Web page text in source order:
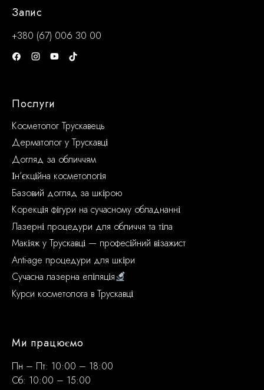
Запис
+380 (67) 006 30 00
Послуги
Косметолог Трускавець
Дерматолог у Трускавці
Догляд за обличчям
Ін’єкційна косметологія
Базовий догляд за шкірою
Корекція фігури на сучасному обладнанні
Лазерні процедури для обличчя та тіла
Макіяж у Трускавці — професійний візажист
Anti-age процедури для шкіри
Сучасна лазерна епіляція
Курси косметолога в Трускавці
Ми працюємо
Пн – Пт: 10:00 – 18:00
Сб: 10:00 – 15:00